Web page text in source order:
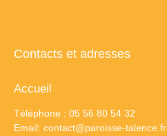
Contacts et adresses
Accueil
Téléphone : 05 56 80 54 32
Email: contact@paroisse-talence.fr